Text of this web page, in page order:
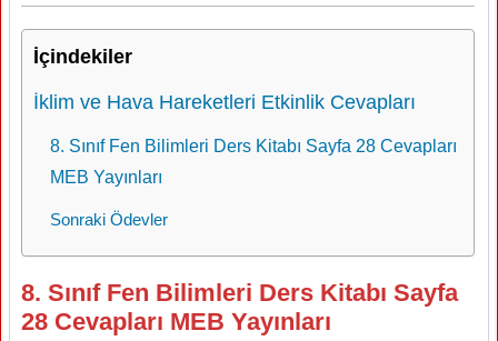
İçindekiler
İklim ve Hava Hareketleri Etkinlik Cevapları
8. Sınıf Fen Bilimleri Ders Kitabı Sayfa 28 Cevapları
MEB Yayınları
Sonraki Ödevler
8. Sınıf Fen Bilimleri Ders Kitabı Sayfa
28 Cevapları MEB Yayınları